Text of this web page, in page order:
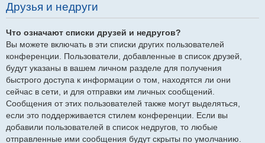
Друзья и недруги
Что означают списки друзей и недругов?
Вы можете включать в эти списки других пользователей
конференции. Пользователи, добавленные в список друзей,
будут указаны в вашем личном разделе для получения
быстрого доступа к информации о том, находятся ли они
сейчас в сети, и для отправки им личных сообщений.
Сообщения от этих пользователей также могут выделяться,
если это поддерживается стилем конференции. Если вы
добавили пользователей в список недругов, то любые
отправленные ими сообщения будут скрыты по умолчанию.